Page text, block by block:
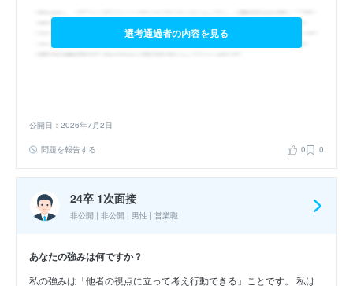
選考通過者の内容を見る
公開日：2026年7月2日
問題を報告する 0 0
24卒 1次面接
非公開 | 非公開 | 男性 | 営業職
あなたの強みは何ですか？
私の強みは「他者の視点に立って考え行動できる」ことです。 私は